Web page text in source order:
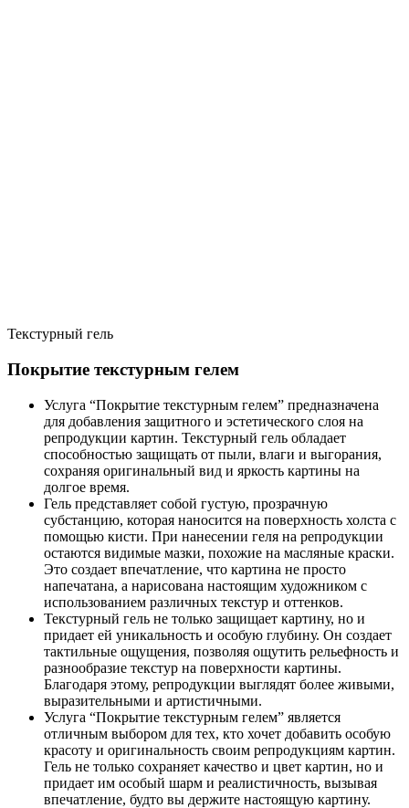
Текстурный гель
Покрытие текстурным гелем
Услуга “Покрытие текстурным гелем” предназначена
для добавления защитного и эстетического слоя на
репродукции картин. Текстурный гель обладает
способностью защищать от пыли, влаги и выгорания,
сохраняя оригинальный вид и яркость картины на
долгое время.
Гель представляет собой густую, прозрачную
субстанцию, которая наносится на поверхность холста с
помощью кисти. При нанесении геля на репродукции
остаются видимые мазки, похожие на масляные краски.
Это создает впечатление, что картина не просто
напечатана, а нарисована настоящим художником с
использованием различных текстур и оттенков.
Текстурный гель не только защищает картину, но и
придает ей уникальность и особую глубину. Он создает
тактильные ощущения, позволяя ощутить рельефность и
разнообразие текстур на поверхности картины.
Благодаря этому, репродукции выглядят более живыми,
выразительными и артистичными.
Услуга “Покрытие текстурным гелем” является
отличным выбором для тех, кто хочет добавить особую
красоту и оригинальность своим репродукциям картин.
Гель не только сохраняет качество и цвет картин, но и
придает им особый шарм и реалистичность, вызывая
впечатление, будто вы держите настоящую картину.